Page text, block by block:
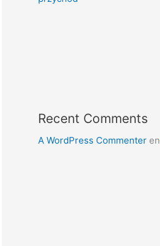
Recent Comments
A WordPress Commenter en